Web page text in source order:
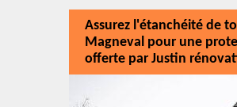
Assurez l'étanchéité de
Magneval pour une
offerte par Justin